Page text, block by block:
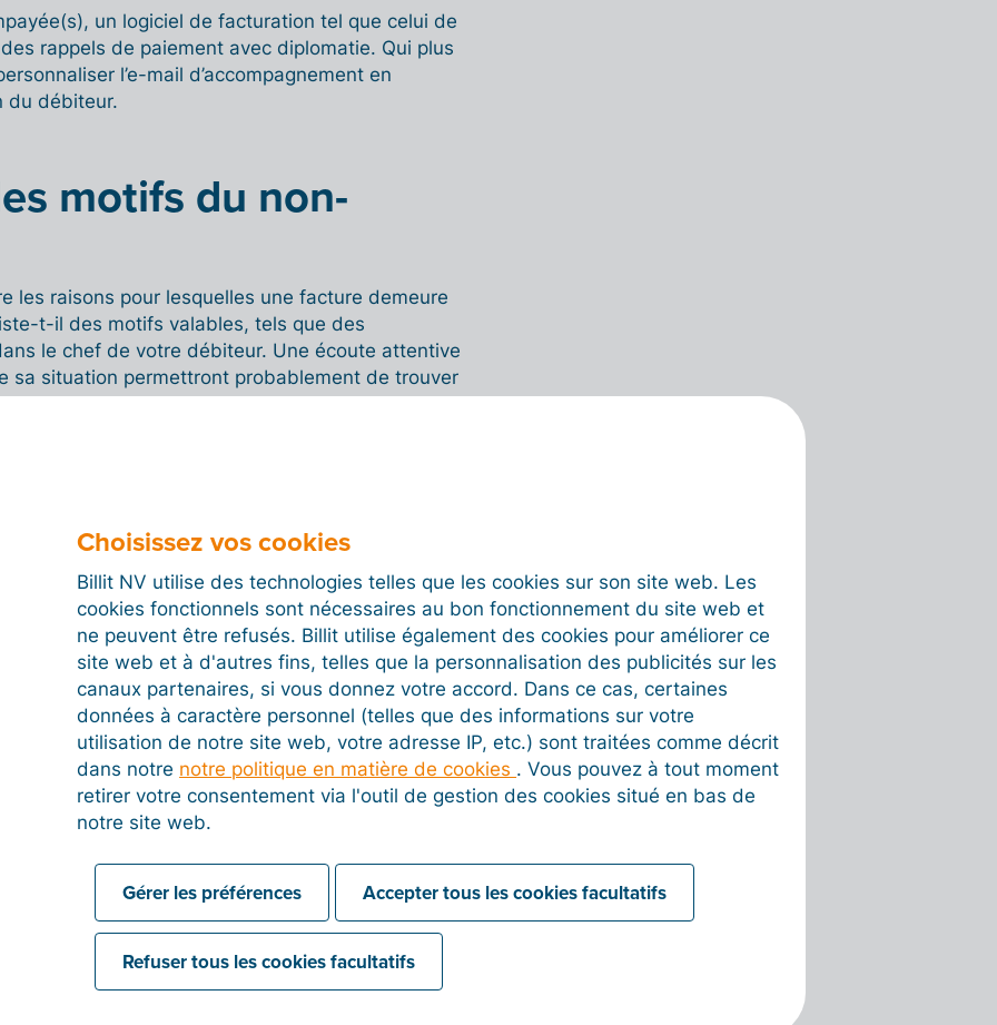
un logiciel de facturation tel que celui de
rappels de paiement avec diplomatie. Qui plus
l’e-mail d’accompagnement en
du débiteur.
motifs du non-
les raisons pour lesquelles une facture demeure
t-il des motifs valables, tels que des
le chef de votre débiteur. Une écoute attentive
sa situation permettront probablement de trouver
négociation
de factures impayées, le mot-clé est
à la négociation et envisagez les possibilités d’un
acceptable par les deux parties. Dans certains cas,
deux tu l’auras !
la relation client
de factures impayées peut être une démarche
il est important de maintenir une bonne
d’empathie et montrez-vous respectueux
pourrait s’avérer payant lors de transactions
judiciaire
Choisissez vos cookies
Billit NV utilise des technologies telles que les cookies sur son site web. Les
cookies fonctionnels sont nécessaires au bon fonctionnement du site web et
ne peuvent être refusés. Billit utilise également des cookies pour améliorer ce
site web et à d'autres fins, telles que la personnalisation des publicités sur les
canaux partenaires, si vous donnez votre accord. Dans ce cas, certaines
données à caractère personnel (telles que des informations sur votre
utilisation de notre site web, votre adresse IP, etc.) sont traitées comme décrit
dans notre notre politique en matière de cookies . Vous pouvez à tout moment
retirer votre consentement via l'outil de gestion des cookies situé en bas de
notre site web.
Gérer les préférences Accepter tous les cookies facultatifs
Refuser tous les cookies facultatifs